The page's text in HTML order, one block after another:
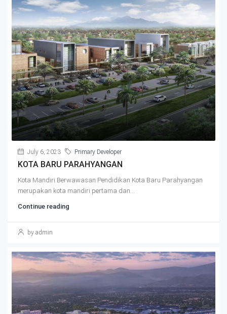
July 6, 2023 Primary Developer
KOTA BARU PARAHYANGAN
Kota Mandiri Berwawasan Pendidikan Kota Baru Parahyangan
merupakan kota mandiri pertama dan...
Continue reading
by admin